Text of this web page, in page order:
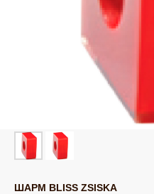
ШАРМ BLISS ZSISKA